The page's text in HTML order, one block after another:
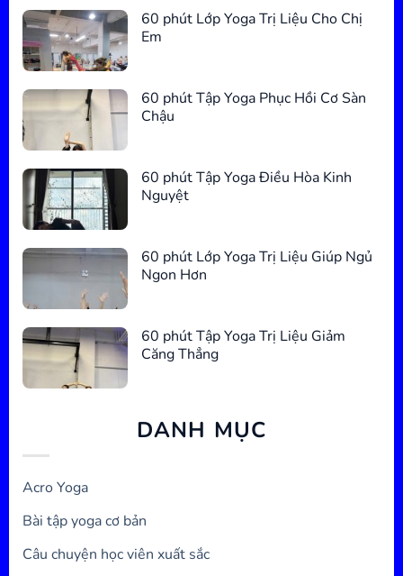
60 phút Lớp Yoga Trị Liệu Cho Chị
Em
60 phút Tập Yoga Phục Hồi Cơ Sàn
Chậu
60 phút Tập Yoga Điều Hòa Kinh
Nguyệt
60 phút Lớp Yoga Trị Liệu Giúp Ngủ
Ngon Hơn
60 phút Tập Yoga Trị Liệu Giảm
Căng Thẳng
DANH MỤC
Acro Yoga
Bài tập yoga cơ bản
Câu chuyện học viên xuất sắc